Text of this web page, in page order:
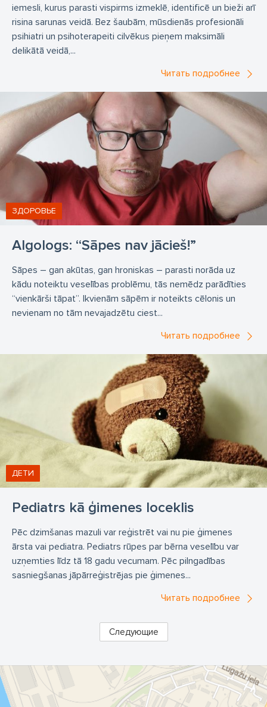
iemesli, kurus parasti vispirms izmeklē, identificē un bieži arī
risina sarunas veidā. Bez šaubām, mūsdienās profesionāli
psihiatri un psihoterapeiti cilvēkus pieņem maksimāli
delikātā veidā,...
Читать подробнее
Algologs: “Sāpes nav jācieš!”
ЗДОРОВЬЕ
Sāpes – gan akūtas, gan hroniskas – parasti norāda uz
kādu noteiktu veselības problēmu, tās nemēdz parādīties
“vienkārši tāpat”. Ikvienām sāpēm ir noteikts cēlonis un
nevienam no tām nevajadzētu ciest...
Читать подробнее
Pediatrs kā ģimenes loceklis
ДЕТИ
Pēc dzimšanas mazuli var reģistrēt vai nu pie ģimenes
ārsta vai pediatra. Pediatrs rūpes par bērna veselību var
uzņemties līdz tā 18 gadu vecumam. Pēc pilngadības
sasniegšanas jāpārreģistrējas pie ģimenes...
Читать подробнее
Следующие